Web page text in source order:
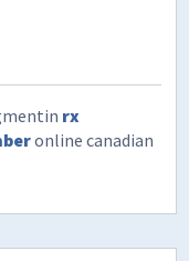
rx
online canadian